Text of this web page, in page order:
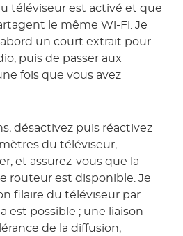
téléviseur est activé et que
le même Wi-Fi. Je
un court extrait pour
puis de passer aux
fois que vous avez
désactivez puis réactivez
du téléviseur,
et assurez-vous que la
routeur est disponible. Je
filaire du téléviseur par
est possible ; une liaison
de la diffusion,